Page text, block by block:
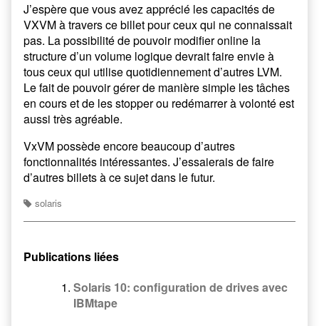
J’espère que vous avez apprécié les capacités de
VXVM à travers ce billet pour ceux qui ne connaissait
pas. La possibilité de pouvoir modifier online la
structure d’un volume logique devrait faire envie à
tous ceux qui utilise quotidiennement d’autres LVM.
Le fait de pouvoir gérer de manière simple les tâches
en cours et de les stopper ou redémarrer à volonté est
aussi très agréable.
VxVM possède encore beaucoup d’autres
fonctionnalités intéressantes. J’essaierais de faire
d’autres billets à ce sujet dans le futur.
solaris
Publications liées
Solaris 10: configuration de drives avec
IBMtape